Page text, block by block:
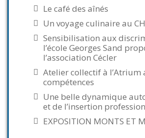
Le café des aînés
Un voyage culinaire au
Sensibilisation aux
l’école Georges Sand
l’association Cécler
Atelier collectif à l’Atrium
compétences
Une belle dynamique
et de l’insertion
EXPOSITION MONTS ET